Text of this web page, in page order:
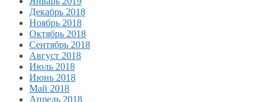
Декабрь 2018
Ноябрь 2018
Октябрь 2018
Сентябрь 2018
Август 2018
Июль 2018
Июнь 2018
Май 2018
Апрель 2018